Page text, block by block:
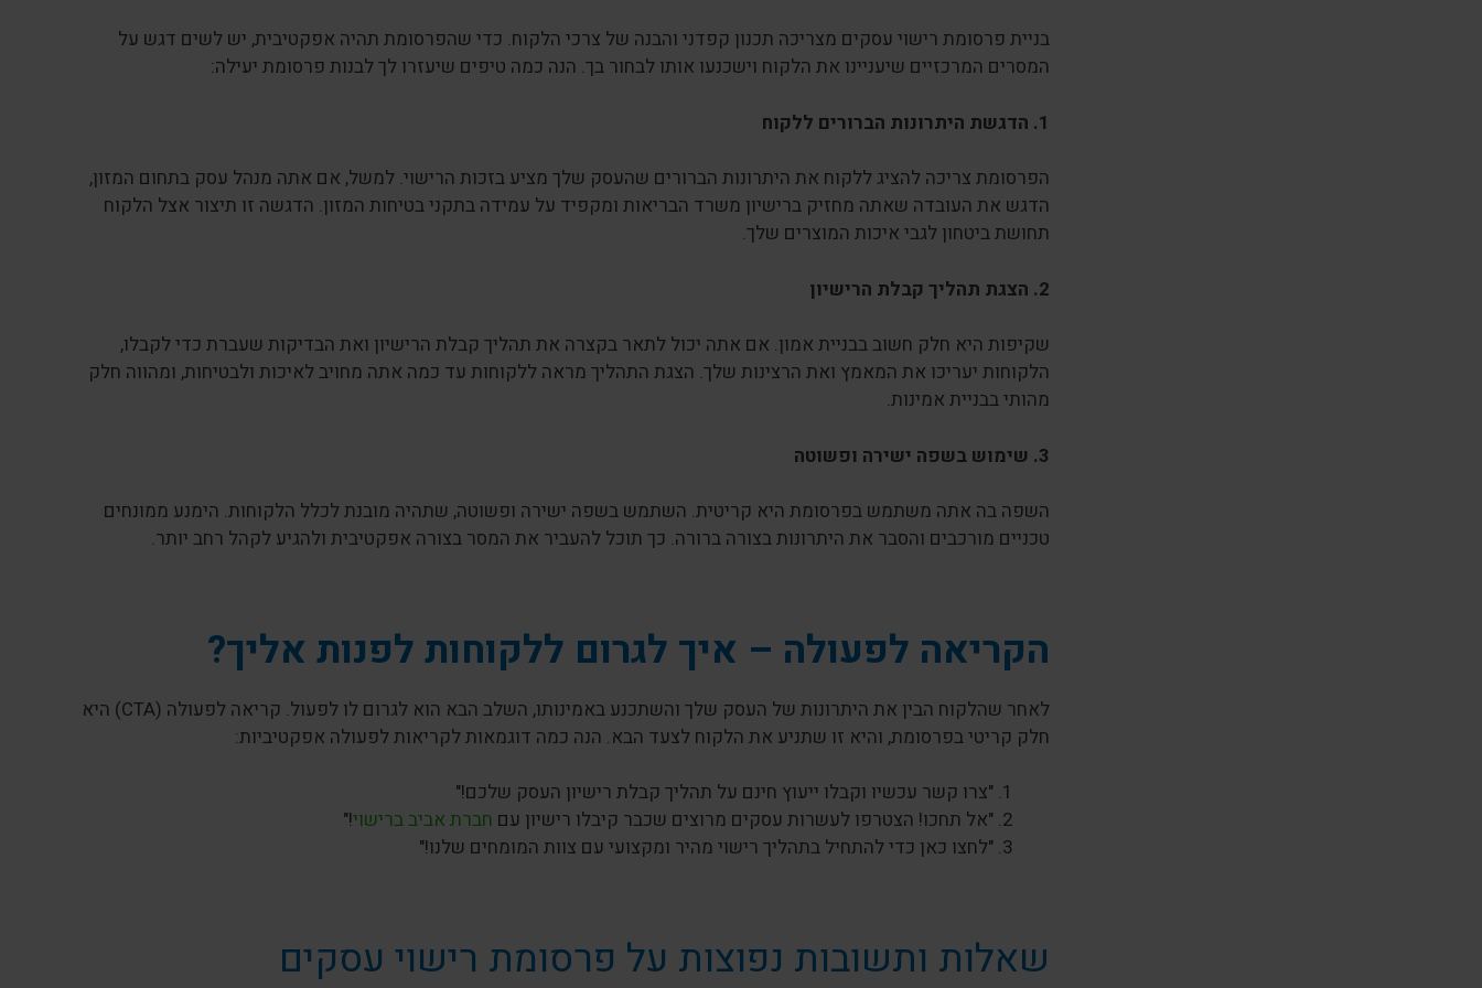
בניית פרסומת רישוי עסקים מצריכה תכנון קפדני והבנה של צרכי הלקוח. כדי שהפרסומת תהיה אפקטיבית, יש לשים דגש על
המסרים המרכזיים שיעניינו את הלקוח וישכנעו אותו לבחור בך. הנה כמה טיפים שיעזרו לך לבנות פרסומת יעילה:
1. הדגשת היתרונות הברורים ללקוח
הפרסומת צריכה להציג ללקוח את היתרונות הברורים שהעסק שלך מציע בזכות הרישוי. למשל, אם אתה מנהל עסק בתחום המזון,
הדגש את העובדה שאתה מחזיק ברישיון משרד הבריאות ומקפיד על עמידה בתקני בטיחות המזון. הדגשה זו תיצור אצל הלקוח
תחושת ביטחון לגבי איכות המוצרים שלך.
2. הצגת תהליך קבלת הרישיון
שקיפות היא חלק חשוב בבניית אמון. אם אתה יכול לתאר בקצרה את תהליך קבלת הרישיון ואת הבדיקות שעברת כדי לקבלו,
הלקוחות יעריכו את המאמץ ואת הרצינות שלך. הצגת התהליך מראה ללקוחות עד כמה אתה מחויב לאיכות ולבטיחות, ומהווה חלק
מהותי בבניית אמינות.
3. שימוש בשפה ישירה ופשוטה
השפה בה אתה משתמש בפרסומת היא קריטית. השתמש בשפה ישירה ופשוטה, שתהיה מובנת לכלל הלקוחות. הימנע ממונחים
טכניים מורכבים והסבר את היתרונות בצורה ברורה. כך תוכל להעביר את המסר בצורה אפקטיבית ולהגיע לקהל רחב יותר.
הקריאה לפעולה – איך לגרום ללקוחות לפנות אליך?
לאחר שהלקוח הבין את היתרונות של העסק שלך והשתכנע באמינותו, השלב הבא הוא לגרום לו לפעול. קריאה לפעולה (CTA) היא
חלק קריטי בפרסומת, והיא זו שתניע את הלקוח לצעד הבא. הנה כמה דוגמאות לקריאות לפעולה אפקטיביות:
"צרו קשר עכשיו וקבלו ייעוץ חינם על תהליך קבלת רישיון העסק שלכם!"
"אל תחכו! הצטרפו לעשרות עסקים מרוצים שכבר קיבלו רישיון עם חברת אביב ברישוי!"
"לחצו כאן כדי להתחיל בתהליך רישוי מהיר ומקצועי עם צוות המומחים שלנו!"
שאלות ותשובות נפוצות על פרסומת רישוי עסקים